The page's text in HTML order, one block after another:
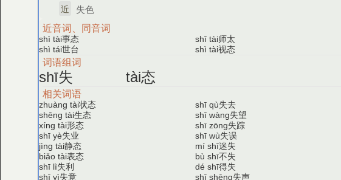
近 失色
近音词、同音词
shì tài事态 shī tài师太
shì tái世台 shì tài视态
词语组词
shī失 tài态
相关词语
zhuàng tài状态 shī qù失去
shēng tài生态 shī wàng失望
xíng tài形态 shī zōng失踪
shī yè失业 shī wù失误
jìng tài静态 mí shī迷失
biǎo tài表态 bù shī不失
shī lì失利 dé shī得失
shī yì失意 shī shēng失声